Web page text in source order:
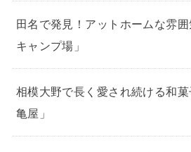
田名で発見！アットホームな雰
キャンプ場」
相模大野で長く愛され続ける和
亀屋」